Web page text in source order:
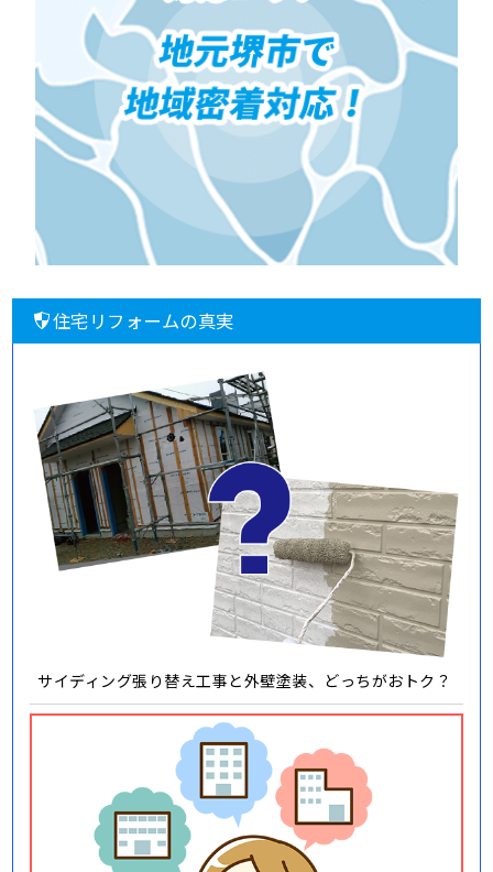
住宅リフォームの真実
サイディング張り替え工事と外壁塗装、どっちがおトク？